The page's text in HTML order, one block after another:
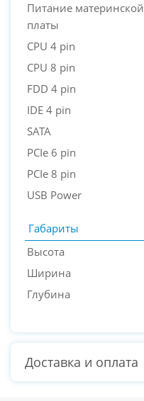
Питание материнской
платы
CPU 4 pin
CPU 8 pin
FDD 4 pin
IDE 4 pin
SATA
PCIe 6 pin
PCIe 8 pin
USB Power
Габариты
Высота
Ширина
Глубина
Доставка и оплата